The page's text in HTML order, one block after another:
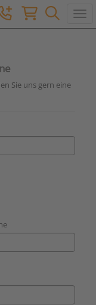
Sie uns gern eine